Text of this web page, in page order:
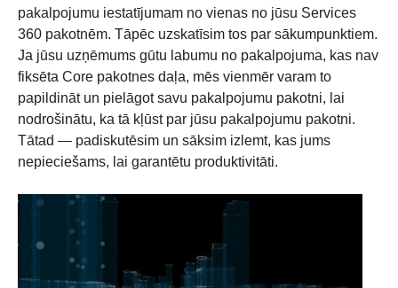
Iekļauti pakalpojumi:
Periodiska vai elastīga apkope
Pārraudzības pakotne
pakalpojumu iestatījumam no vienas no jūsu Services
360 pakotnēm. Tāpēc uzskatīsim tos par sākumpunktiem.
Ja jūsu uzņēmums gūtu labumu no pakalpojuma, kas nav
fiksēta Core pakotnes daļa, mēs vienmēr varam to
papildināt un pielāgot savu pakalpojumu pakotni, lai
nodrošinātu, ka tā kļūst par jūsu pakalpojumu pakotni.
Tātad — padiskutēsim un sāksim izlemt, kas jums
nepieciešams, lai garantētu produktivitāti.